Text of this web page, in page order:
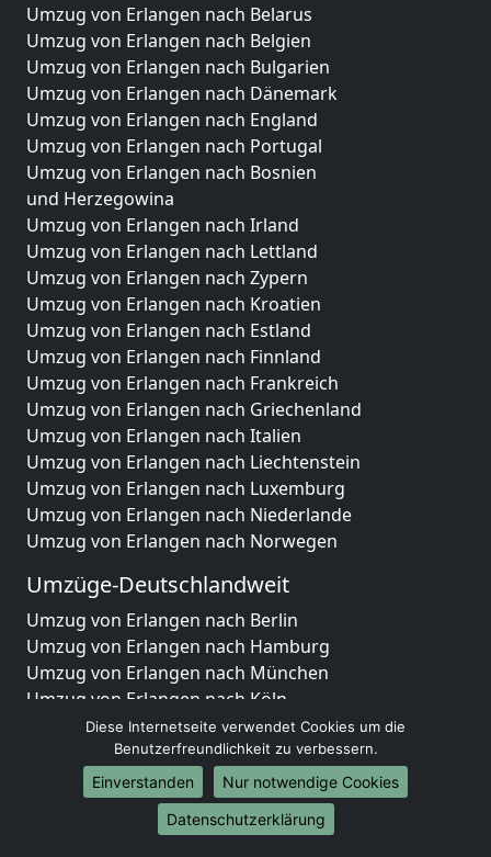
Umzug von Erlangen nach Belarus
Umzug von Erlangen nach Belgien
Umzug von Erlangen nach Bulgarien
Umzug von Erlangen nach Dänemark
Umzug von Erlangen nach England
Umzug von Erlangen nach Portugal
Umzug von Erlangen nach Bosnien
und Herzegowina
Umzug von Erlangen nach Irland
Umzug von Erlangen nach Lettland
Umzug von Erlangen nach Zypern
Umzug von Erlangen nach Kroatien
Umzug von Erlangen nach Estland
Umzug von Erlangen nach Finnland
Umzug von Erlangen nach Frankreich
Umzug von Erlangen nach Griechenland
Umzug von Erlangen nach Italien
Umzug von Erlangen nach Liechtenstein
Umzug von Erlangen nach Luxemburg
Umzug von Erlangen nach Niederlande
Umzug von Erlangen nach Norwegen
Umzüge-Deutschlandweit
Umzug von Erlangen nach Berlin
Umzug von Erlangen nach Hamburg
Umzug von Erlangen nach München
Umzug von Erlangen nach Köln
Umzug von Erlangen nach Frankfurt am Main
Umzug von Erlangen nach Stuttgart
Umzug von Erlangen nach Düsseldorf
Umzug von Erlangen nach Leipzig
Umzug von Erlangen nach Dortmund
Diese Internetseite verwendet Cookies um die
Benutzerfreundlichkeit zu verbessern.
Einverstanden
Nur notwendige Cookies
Datenschutzerklärung